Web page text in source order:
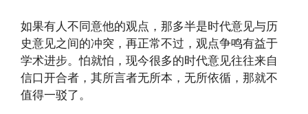
如果有人不同意他的观点，那多半是时代意见与历
史意见之间的冲突，再正常不过，观点争鸣有益于
学术进步。怕就怕，现今很多的时代意见往往来自
信口开合者，其所言者无所本，无所依循，那就不
值得一驳了。